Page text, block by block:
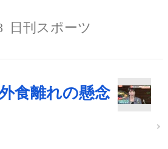
日刊スポーツ
食離れの懸念